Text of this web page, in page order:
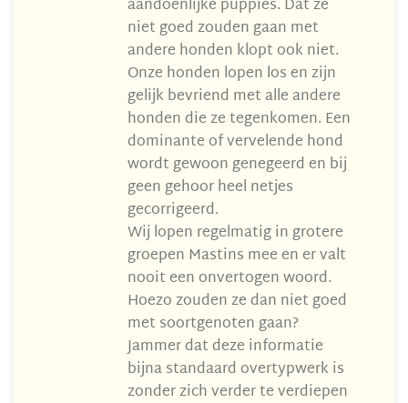
aandoenlijke puppies. Dat ze
niet goed zouden gaan met
andere honden klopt ook niet.
Onze honden lopen los en zijn
gelijk bevriend met alle andere
honden die ze tegenkomen. Een
dominante of vervelende hond
wordt gewoon genegeerd en bij
geen gehoor heel netjes
gecorrigeerd.
Wij lopen regelmatig in grotere
groepen Mastins mee en er valt
nooit een onvertogen woord.
Hoezo zouden ze dan niet goed
met soortgenoten gaan?
Jammer dat deze informatie
bijna standaard overtypwerk is
zonder zich verder te verdiepen